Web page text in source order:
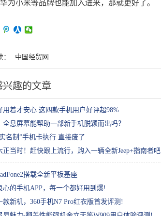
为小米等品牌也能加入进来，那就更好了。
中国经贸网
兴趣的文章
用着才安心 这四款手机用户好评超98%
全息屏幕能帮助一部新手机脱颖而出吗？
名制”手机卡执行 直接废了
正当时！赶快跟上流行，购入一辆全新Jeep+指南者吧
搭载全新平板基座
心的手机APP，每一个都好用到爆!
款新机，360手机N7 Pro红衣版首发评测!